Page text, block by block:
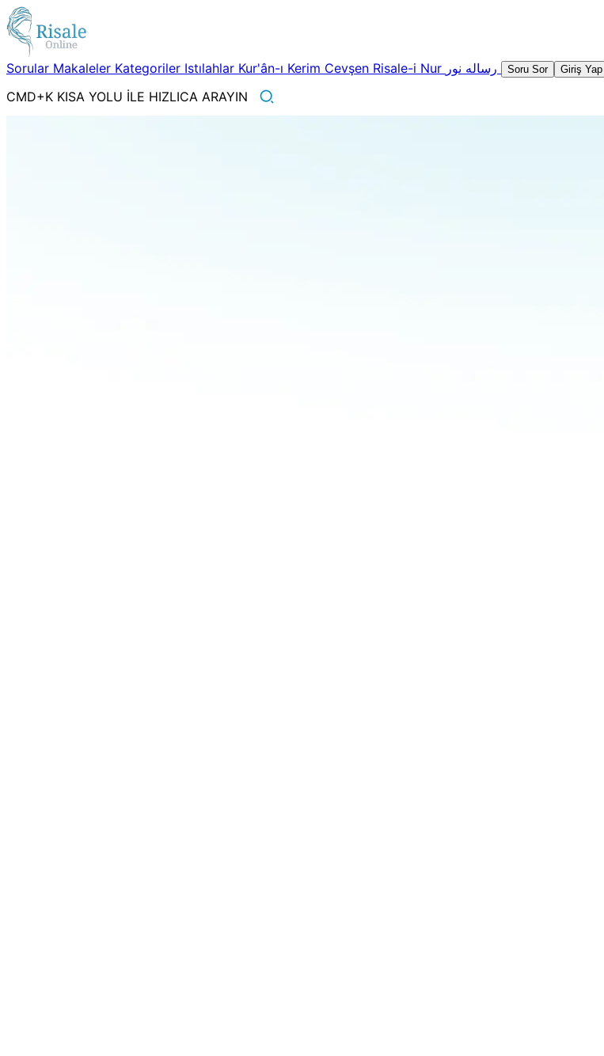
Sorular Makaleler Kategoriler Istılahlar Kur'ân-ı Kerim Cevşen Risale-i Nur Soru Sor Giriş Yap
CMD+K KISA YOLU İLE HIZLICA ARAYIN